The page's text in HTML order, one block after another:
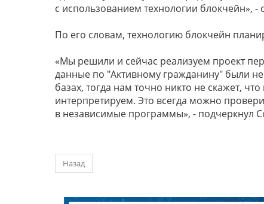
с использованием технологии блокчейн», -
По его словам, технологию блокчейн
«Мы решили и сейчас реализуем проект
данные по "Активному гражданину" были
базах, тогда нам точно никто не скажет,
интерпретируем. Это всегда можно
в независимые программы», - подчеркнул
Назад